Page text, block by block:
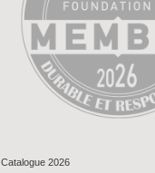
Catalogue 2026